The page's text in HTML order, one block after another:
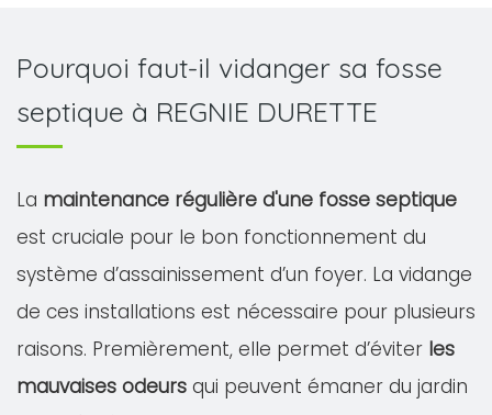
Pourquoi faut-il vidanger sa fosse
septique à REGNIE DURETTE
La maintenance régulière d'une fosse septique
est cruciale pour le bon fonctionnement du
système d’assainissement d’un foyer. La vidange
de ces installations est nécessaire pour plusieurs
raisons. Premièrement, elle permet d’éviter les
mauvaises odeurs qui peuvent émaner du jardin